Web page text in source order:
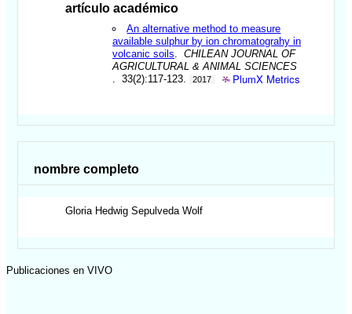
artículo académico
An alternative method to measure
available sulphur by ion chromatograhy in
volcanic soils .CHILEAN JOURNAL OF
AGRICULTURAL & ANIMAL SCIENCES
. 33(2):117-123.
2017 PlumX Metrics
nombre completo
Gloria Hedwig Sepulveda Wolf
Publicaciones en VIVO